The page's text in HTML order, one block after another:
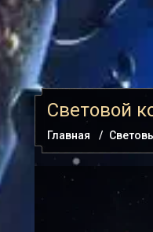
Световой
Главная